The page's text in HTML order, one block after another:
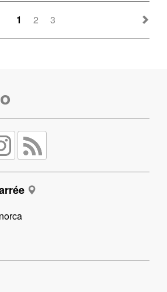
1 2 3